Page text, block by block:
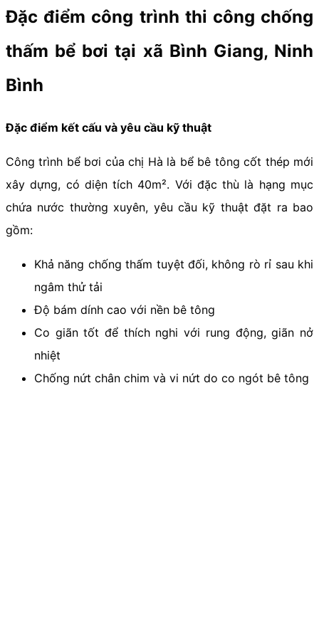
Đặc điểm công trình thi công chống
thấm bể bơi tại xã Bình Giang, Ninh
Bình
Đặc điểm kết cấu và yêu cầu kỹ thuật
Công trình bể bơi của chị Hà là bể bê tông cốt thép mới
xây dựng, có diện tích 40m². Với đặc thù là hạng mục
chứa nước thường xuyên, yêu cầu kỹ thuật đặt ra bao
gồm:
Khả năng chống thấm tuyệt đối, không rò rỉ sau khi
ngâm thử tải
Độ bám dính cao với nền bê tông
Co giãn tốt để thích nghi với rung động, giãn nở
nhiệt
Chống nứt chân chim và vi nứt do co ngót bê tông